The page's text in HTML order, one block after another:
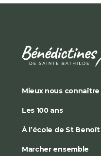
Mieux nous connaître
Les 100 ans
À l’école de St Benoît
Marcher ensemble